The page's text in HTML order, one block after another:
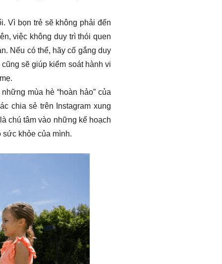
Vì bọn trẻ sẽ không phải đến
việc không duy trì thói quen
Nếu có thể, hãy cố gắng duy
sẽ giúp kiểm soát hành vi
mùa hè “hoàn hảo” của
chia sẻ trên Instagram xung
chú tâm vào những kế hoạch
khỏe của mình.